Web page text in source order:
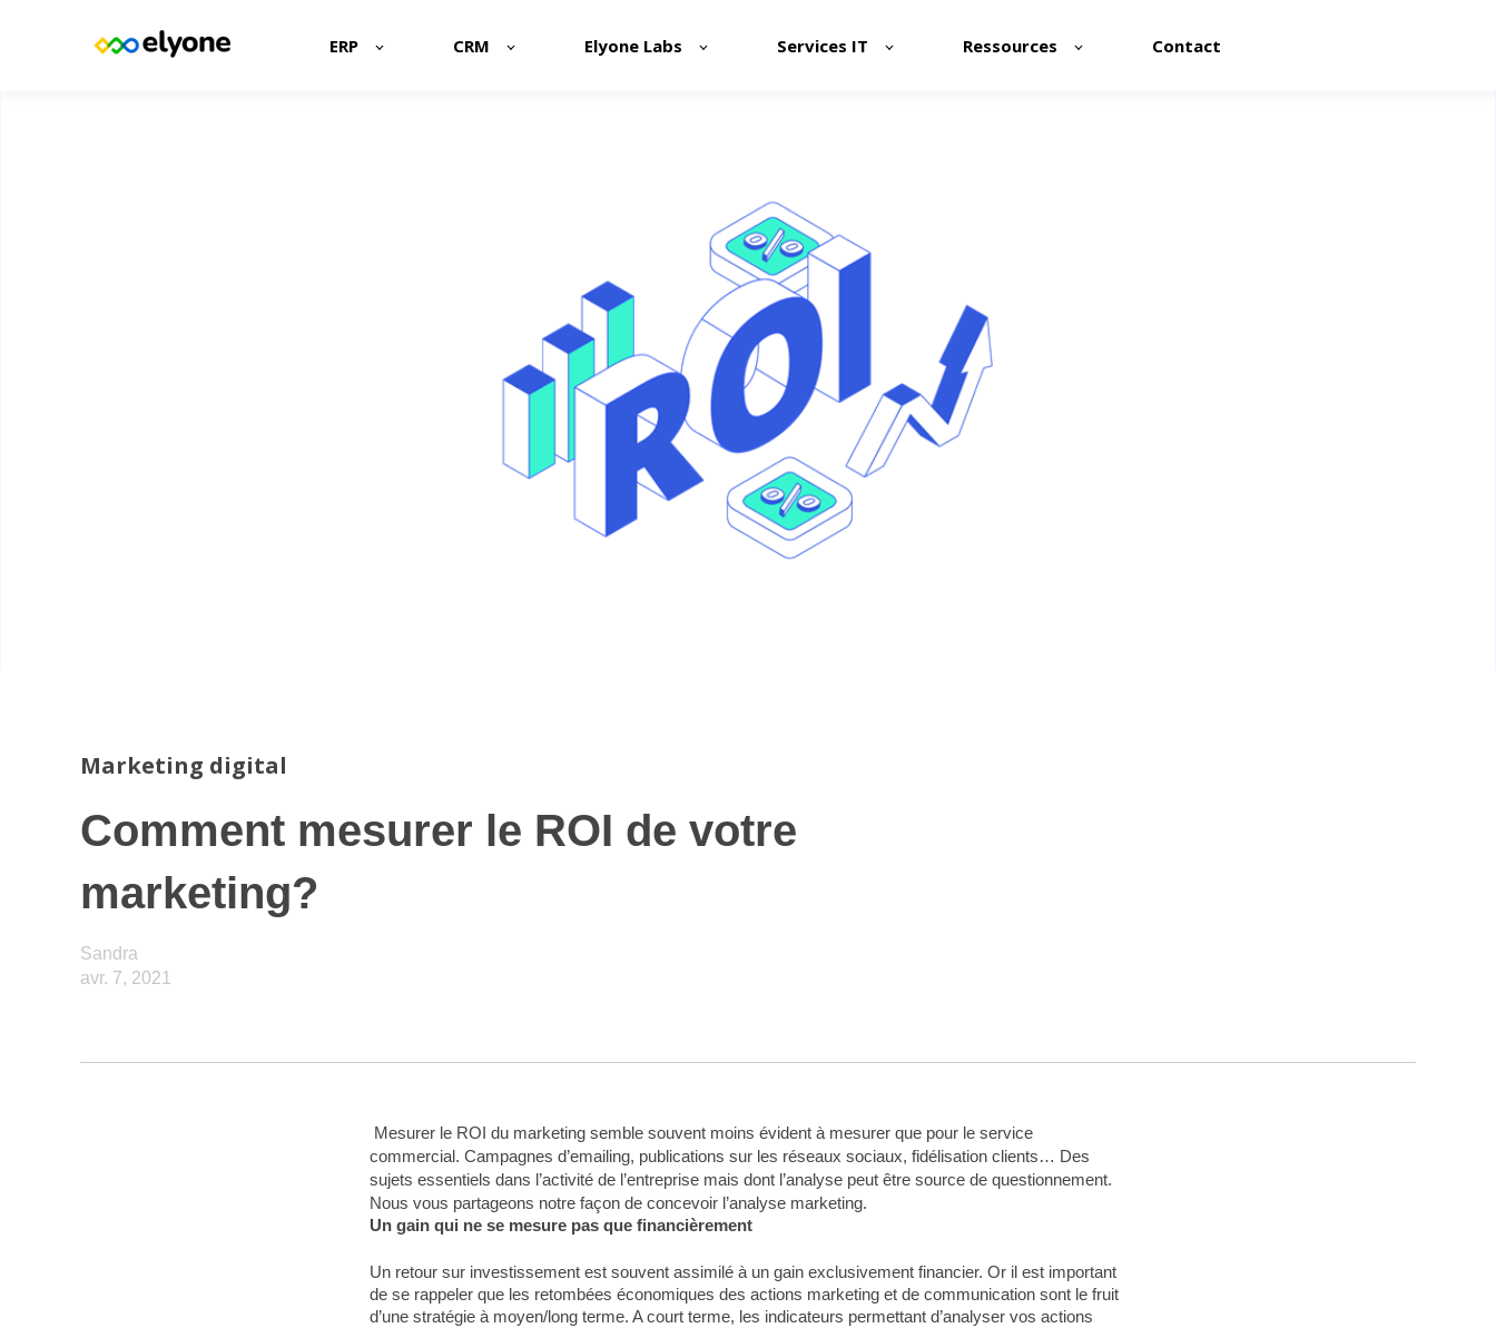
ERP CRM Elyone Labs Services IT Ressources Contact
Marketing digital
Comment mesurer le ROI de votre
marketing?
Sandra
avr. 7, 2021
Mesurer le ROI du marketing semble souvent moins évident à mesurer que pour le service
commercial. Campagnes d’emailing, publications sur les réseaux sociaux, fidélisation clients… Des
sujets essentiels dans l’activité de l’entreprise mais dont l’analyse peut être source de questionnement.
Nous vous partageons notre façon de concevoir l’analyse marketing.
Un gain qui ne se mesure pas que financièrement
Un retour sur investissement est souvent assimilé à un gain exclusivement financier. Or il est important
de se rappeler que les retombées économiques des actions marketing et de communication sont le fruit
d’une stratégie à moyen/long terme. A court terme, les indicateurs permettant d’analyser vos actions